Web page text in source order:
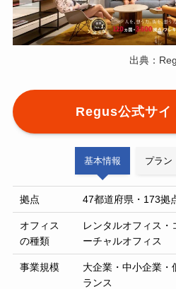
出典：
Regus公式サイ
基本情報 プラン
拠点 47都道府県・173拠
オフィス
の種類
レンタルオフィス
ーチャルオフィス
事業規模
大企業・中小企業・
ランス